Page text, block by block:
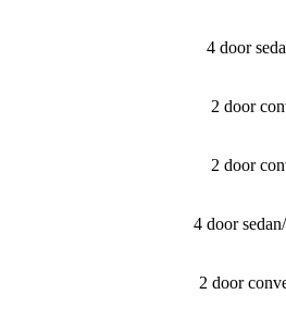
4 door
2 door
2 door
4 door
2 door